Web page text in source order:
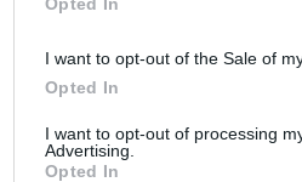
I want to opt-out of the Sale of
Opted In
I want to opt-out of processing
Advertising.
Opted In
» ont manifesté leur intérêt
lancement de cette nouvelle